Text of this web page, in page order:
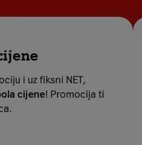
i uz fiksni NET,
cijene! Promocija ti